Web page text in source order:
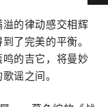
的律动感交相辉
了完美的平衡。
的吉它，将曼妙
谣之间。